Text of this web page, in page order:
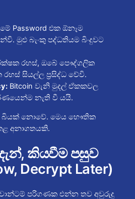
Password එක ඕනෑම
මුළු බැංකු පද්ධතියම බිංදුවට
රහස්, ඔබේ පෞද්ගලික
රහස් සියල්ල ප්‍රසිද්ධ වේවි.
Bitcoin වැනි මුදල් ඒකකවල
නැති වී යයි.
බියක් නොවේ. මෙය භෞතික
අනාගතයකි.
කියවීම පසුව
Decrypt Later)
පරිගණක එන්න තව අවුරුදු